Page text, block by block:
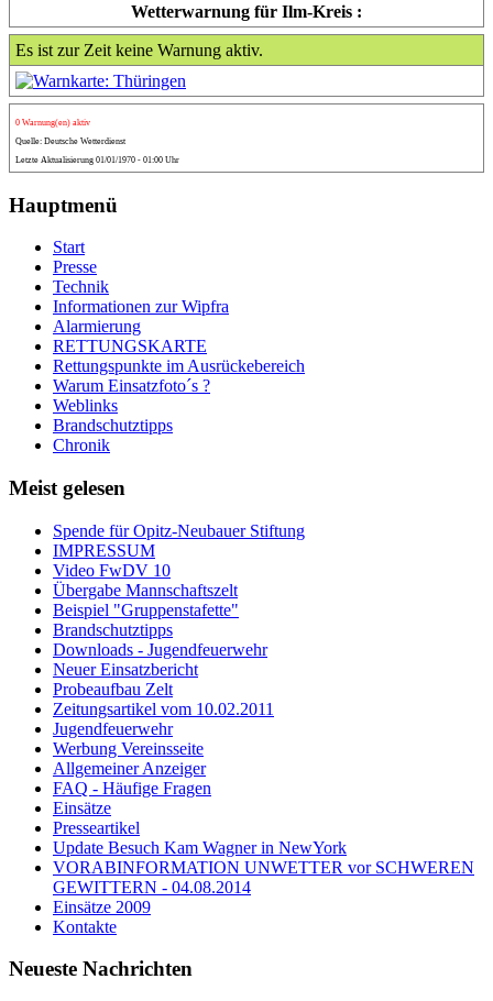
Wetterwarnung für Ilm-Kreis :
Es ist zur Zeit keine Warnung aktiv.
0 Warnung(en) aktiv
Quelle: Deutsche Wetterdienst
Letzte Aktualisierung 01/01/1970 - 01:00 Uhr
Hauptmenü
Start
Presse
Technik
Informationen zur Wipfra
Alarmierung
RETTUNGSKARTE
Rettungspunkte im Ausrückebereich
Warum Einsatzfoto´s ?
Weblinks
Brandschutztipps
Chronik
Meist gelesen
Spende für Opitz-Neubauer Stiftung
IMPRESSUM
Video FwDV 10
Übergabe Mannschaftszelt
Beispiel "Gruppenstafette"
Brandschutztipps
Downloads - Jugendfeuerwehr
Neuer Einsatzbericht
Probeaufbau Zelt
Zeitungsartikel vom 10.02.2011
Jugendfeuerwehr
Werbung Vereinsseite
Allgemeiner Anzeiger
FAQ - Häufige Fragen
Einsätze
Presseartikel
Update Besuch Kam Wagner in NewYork
VORABINFORMATION UNWETTER vor SCHWEREN
GEWITTERN - 04.08.2014
Einsätze 2009
Kontakte
Neueste Nachrichten